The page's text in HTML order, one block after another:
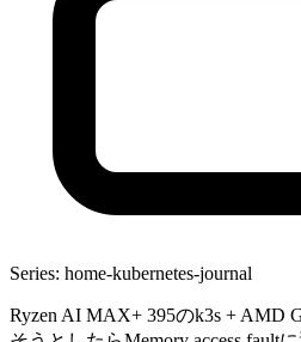
Series: home-kubernetes-journal
Ryzen AI MAX+ 395のk3s + AMD